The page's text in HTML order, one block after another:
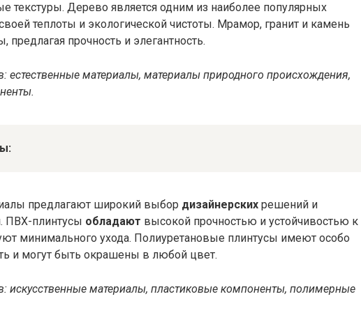
текстуры. Дерево является одним из наиболее популярных
теплоты и экологической чистоты. Мрамор, гранит и камень
предлагая прочность и элегантность.
материалы, материалы природного происхождения,
предлагают широкий выбор дизайнерских решений и
ПВХ-плинтусы обладают высокой прочностью и устойчивостью к
минимального ухода. Полиуретановые плинтусы имеют особо
и могут быть окрашены в любой цвет.
материалы, пластиковые компоненты, полимерные